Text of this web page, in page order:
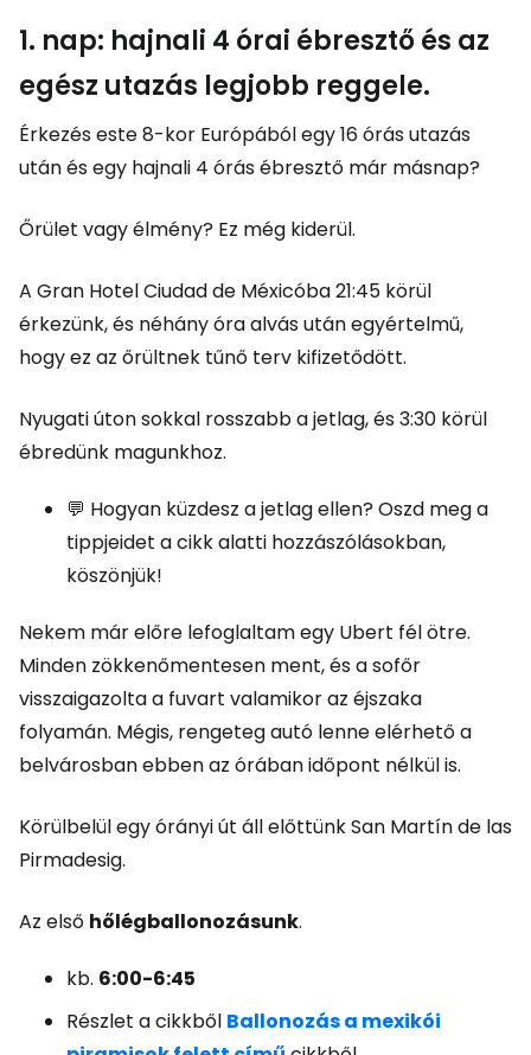
1. nap: hajnali 4 órai ébresztő és az
egész utazás legjobb reggele.
Érkezés este 8-kor Európából egy 16 órás utazás
után és egy hajnali 4 órás ébresztő már másnap?
Őrület vagy élmény? Ez még kiderül.
A Gran Hotel Ciudad de Méxicóba 21:45 körül
érkezünk, és néhány óra alvás után egyértelmű,
hogy ez az őrültnek tűnő terv kifizetődött.
Nyugati úton sokkal rosszabb a jetlag, és 3:30 körül
ébredünk magunkhoz.
💬 Hogyan küzdesz a jetlag ellen? Oszd meg a
tippjeidet a cikk alatti hozzászólásokban,
köszönjük!
Nekem már előre lefoglaltam egy Ubert fél ötre.
Minden zökkenőmentesen ment, és a sofőr
visszaigazolta a fuvart valamikor az éjszaka
folyamán. Mégis, rengeteg autó lenne elérhető a
belvárosban ebben az órában időpont nélkül is.
Körülbelül egy órányi út áll előttünk San Martín de las
Pirmadesig.
Az első hőlégballonozásunk.
kb. 6:00-6:45
Részlet a cikkből Ballonozás a mexikói